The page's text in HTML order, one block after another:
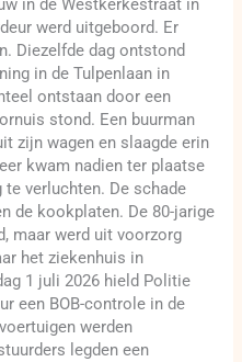
in de Westkerkestraat in
werd uitgeboord. Er
Diezelfde dag ontstond
in de Tulpenlaan in
ontstaan door een
stond. Een buurman
zijn wagen en slaagde erin
kwam nadien ter plaatse
verluchten. De schade
de kookplaten. De 80-jarige
maar werd uit voorzorg
het ziekenhuis in
1 juli 2026 hield Politie
een BOB-controle in de
werden
legden een